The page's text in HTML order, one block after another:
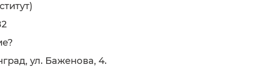
ул. Баженова, 4.